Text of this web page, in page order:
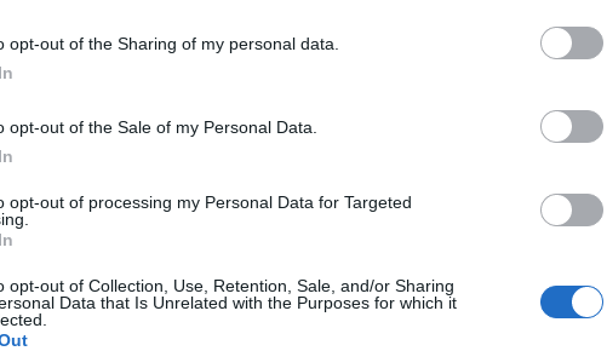
opt-out of the Sharing of my personal data.
opt-out of the Sale of my Personal Data.
opt-out of processing my Personal Data for Targeted
opt-out of Collection, Use, Retention, Sale, and/or Sharing
Data that Is Unrelated with the Purposes for which it
εκκρεμών δηλώσεων, ενστάσεων και
δεν στηρίζονται σε νόμιμο τίτλο.
για:
από το Δημόσιο στην Κρήτη,
την Κυβέρνηση:
να ενεργούν κατά τρόπο